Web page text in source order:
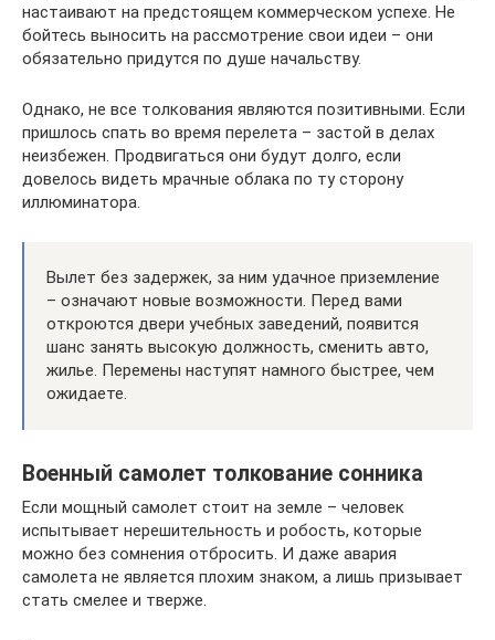
настаивают на предстоящем коммерческом успехе. Не
бойтесь выносить на рассмотрение свои идеи – они
обязательно придутся по душе начальству.
Однако, не все толкования являются позитивными. Если
пришлось спать во время перелета – застой в делах
неизбежен. Продвигаться они будут долго, если
довелось видеть мрачные облака по ту сторону
иллюминатора.
Вылет без задержек, за ним удачное приземление
– означают новые возможности. Перед вами
откроются двери учебных заведений, появится
шанс занять высокую должность, сменить авто,
жилье. Перемены наступят намного быстрее, чем
ожидаете.
Военный самолет толкование сонника
Если мощный самолет стоит на земле – человек
испытывает нерешительность и робость, которые
можно без сомнения отбросить. И даже авария
самолета не является плохим знаком, а лишь призывает
стать смелее и тверже.